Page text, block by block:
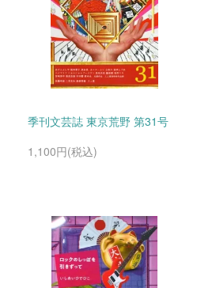
季刊文芸誌 東京荒野 第31号
1,100円(税込)